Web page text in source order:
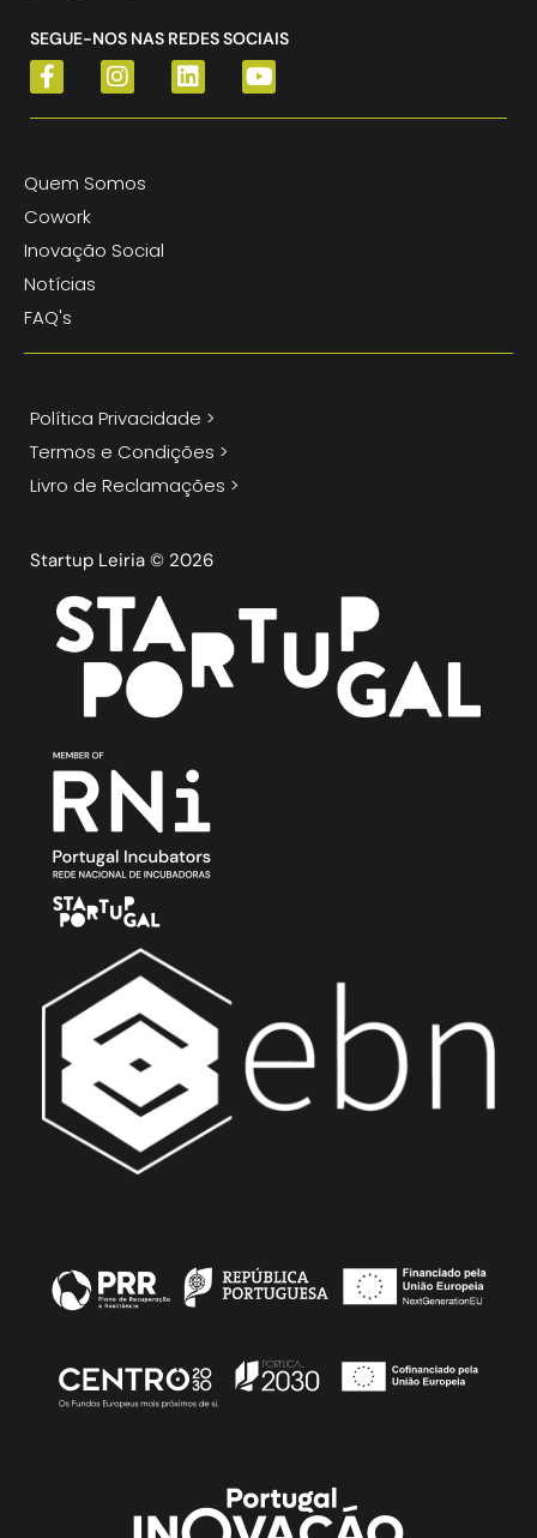
SEGUE-NOS NAS REDES SOCIAIS
Quem Somos
Cowork
Inovação Social
Notícias
FAQ's
Política Privacidade >
Termos e Condições >
Livro de Reclamações >
Startup Leiria © 2026